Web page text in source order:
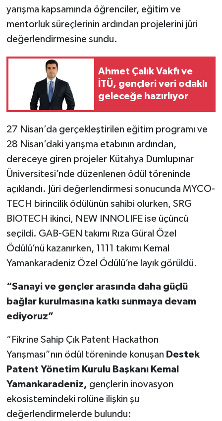
yarışma kapsamında öğrenciler, eğitim ve
mentorluk süreçlerinin ardından projelerini jüri
değerlendirmesine sundu.
Ahmet Çalık Vakfı ve
İTÜ, gençleri veri odaklı
geleceğe hazırlıyor
27 Nisan’da gerçekleştirilen eğitim programı ve
28 Nisan’daki yarışma etabının ardından,
dereceye giren projeler Kütahya Dumlupınar
Üniversitesi’nde düzenlenen ödül töreninde
açıklandı. Jüri değerlendirmesi sonucunda MYCO-
TECH birincilik ödülünün sahibi olurken, SRG
BIOTECH ikinci, NEW INNOLIFE ise üçüncü
seçildi. GAB-GEN takımı Rıza Güral Özel
Ödülü’nü kazanırken, 1111 takımı Kemal
Yamankaradeniz Özel Ödülü’ne layık görüldü.
“Sanayi ve gençler arasında daha güçlü
bağlar kurulmasına katkı sunmaya devam
ediyoruz”
“Fikrine Sahip Çık Patent Hackathon
Yarışması”nın ödül töreninde konuşan Destek
Patent Yönetim Kurulu Başkanı Kemal
Yamankaradeniz, gençlerin inovasyon
ekosistemindeki rolüne ilişkin şu
değerlendirmelerde bulundu: